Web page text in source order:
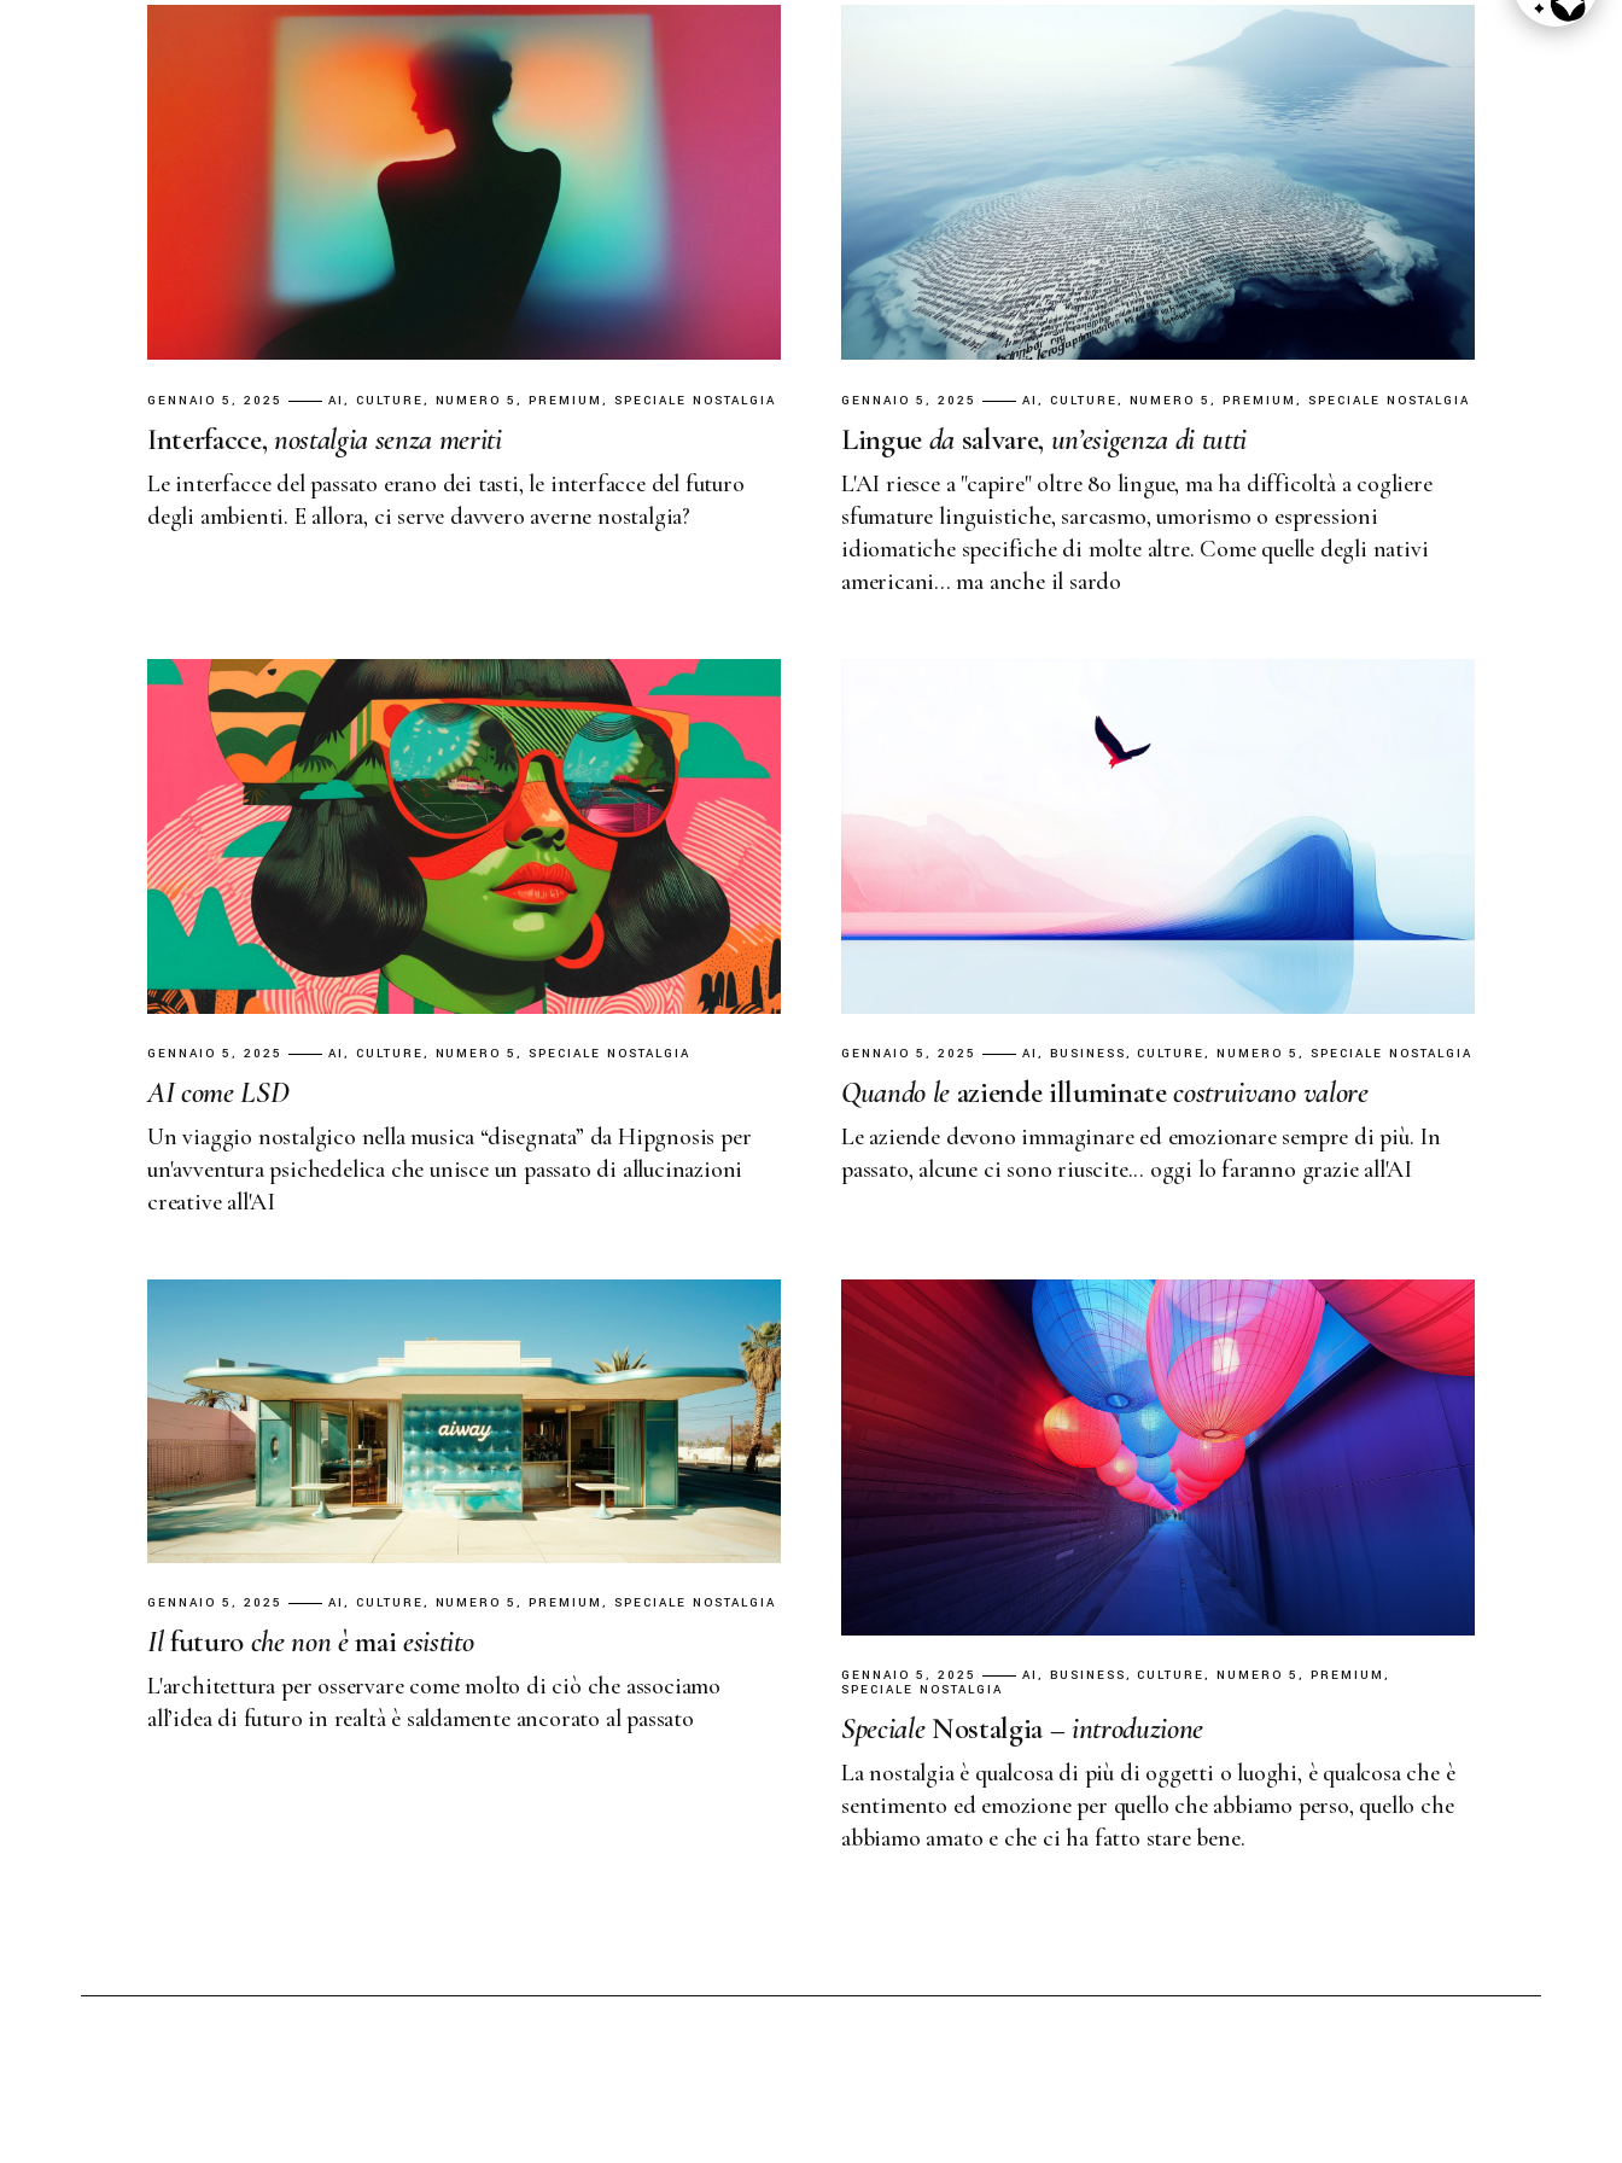
GENNAIO 5, 2025 AI CULTURE NUMERO 5 PREMIUM SPECIALE NOSTALGIA
Interfacce,nostalgia senza meriti
Le interfacce del passato erano dei tasti, le interfacce del futuro
degli ambienti. E allora, ci serve davvero averne nostalgia?
GENNAIO 5, 2025 AI CULTURE NUMERO 5 PREMIUM SPECIALE NOSTALGIA
Lingue da salvare, un’esigenza di tutti
L'AI riesce a "capire" oltre 80 lingue, ma ha difficoltà a cogliere
sfumature linguistiche, sarcasmo, umorismo o espressioni
idiomatiche specifiche di molte altre. Come quelle degli nativi
americani... ma anche il sardo
GENNAIO 5, 2025 AI CULTURE NUMERO 5 SPECIALE NOSTALGIA
AIcomeLSD
Un viaggio nostalgico nella musica “disegnata” da Hipgnosis per
un'avventura psichedelica che unisce un passato di allucinazioni
creative all'AI
GENNAIO 5, 2025 AI BUSINESS CULTURE NUMERO 5 SPECIALE NOSTALGIA
Quando le aziende illuminatecostruivano valore
Le aziende devono immaginare ed emozionare sempre di più. In
passato, alcune ci sono riuscite... oggi lo faranno grazie all'AI
GENNAIO 5, 2025 AI CULTURE NUMERO 5 PREMIUM SPECIALE NOSTALGIA
Ilfuturo chenon èmaiesistito
L'architettura per osservare come molto di ciò che associamo
all’idea di futuro in realtà è saldamente ancorato al passato
GENNAIO 5, 2025 AI BUSINESS CULTURE NUMERO 5
PREMIUM
SPECIALE NOSTALGIA
SpecialeNostalgia– introduzione
La nostalgia è qualcosa di più di oggetti o luoghi, è qualcosa che è
sentimento ed emozione per quello che abbiamo perso, quello che
abbiamo amato e che ci ha fatto stare bene.